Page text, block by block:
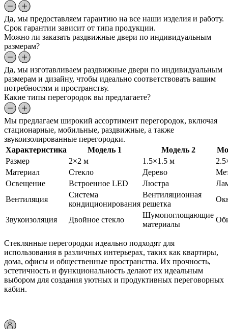
Да, мы предоставляем гарантию на все наши изделия и работу.
Срок гарантии зависит от типа продукции.
Можно ли заказать раздвижные двери по индивидуальным
размерам?
Да, мы изготавливаем раздвижные двери по индивидуальным
размерам и дизайну, чтобы идеально соответствовать вашим
потребностям и пространству.
Какие типы перегородок вы предлагаете?
Мы предлагаем широкий ассортимент перегородок, включая
стационарные, мобильные, раздвижные, а также
звукоизолированные перегородки.
Характеристика
Модель 1 Модель 2
Размер
2×2 м 1.5×1.5 м
Материал
Стекло Дерево
Освещение
Встроенное LED Люстра
Вентиляция
Система
кондиционирования
Вентиляционная
решетка
Звукоизоляция Двойное стекло
Шумопоглощающие
материалы
Стеклянные перегородки идеально подходят для
использования в различных интерьерах, таких как квартиры,
дома, офисы и общественные пространства. Их прочность,
эстетичность и функциональность делают их идеальным
выбором для создания уютных и продуктивных переговорных
кабин.